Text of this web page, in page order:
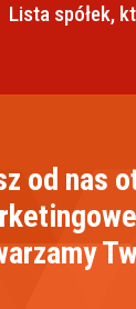
Lista spółek,
od nas